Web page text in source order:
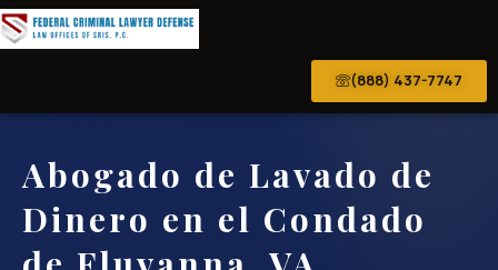
(888) 437-7747
Abogado de Lavado de
Dinero en el Condado